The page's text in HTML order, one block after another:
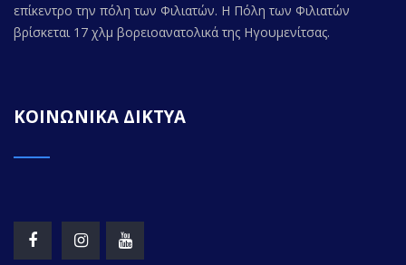
επίκεντρο την πόλη των Φιλιατών. Η Πόλη των Φιλιατών
βρίσκεται 17 χλμ βορειοανατολικά της Ηγουμενίτσας.
ΚΟΙΝΩΝΙΚΑ ΔΙΚΤΥΑ